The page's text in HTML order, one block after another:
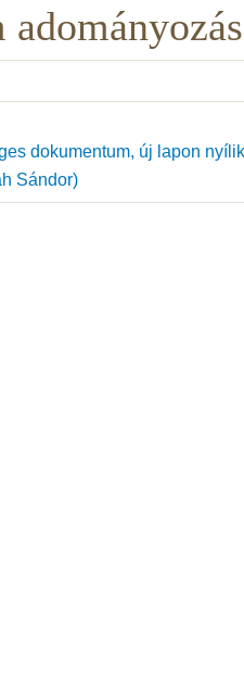
Sándor)